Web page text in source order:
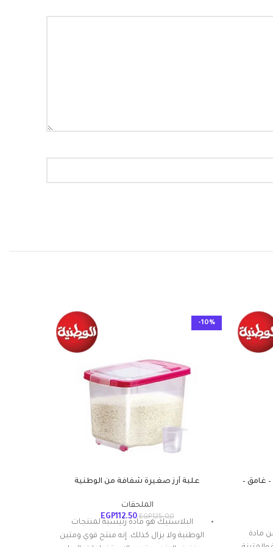
– غامق –
مادة
-10%
علبة أرز صغيرة شفافة من الوطنية
الملحقات
EGP125.00
EGP112.50
البلاستيك هو مادة رئيسية لمنتجات
الوطنية ولا يزال كذلك. إنه منتج قوي ومتين